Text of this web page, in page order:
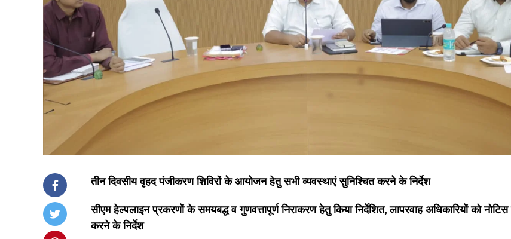
तीन दिवसीय वृहद पंजीकरण शिविरों के आयोजन हेतु सभी व्यवस्थाएं सुनिश्चित करने के निर्देश
सीएम हेल्पलाइन प्रकरणों के समयबद्ध व गुणवत्तापूर्ण निराकरण हेतु किया निर्देशित, लापरवाह अधिकारियों को नोटिस
करने के निर्देश